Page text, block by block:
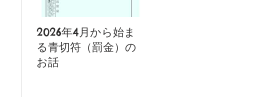
2026年4月から始ま
る青切符（罰金）の
お話